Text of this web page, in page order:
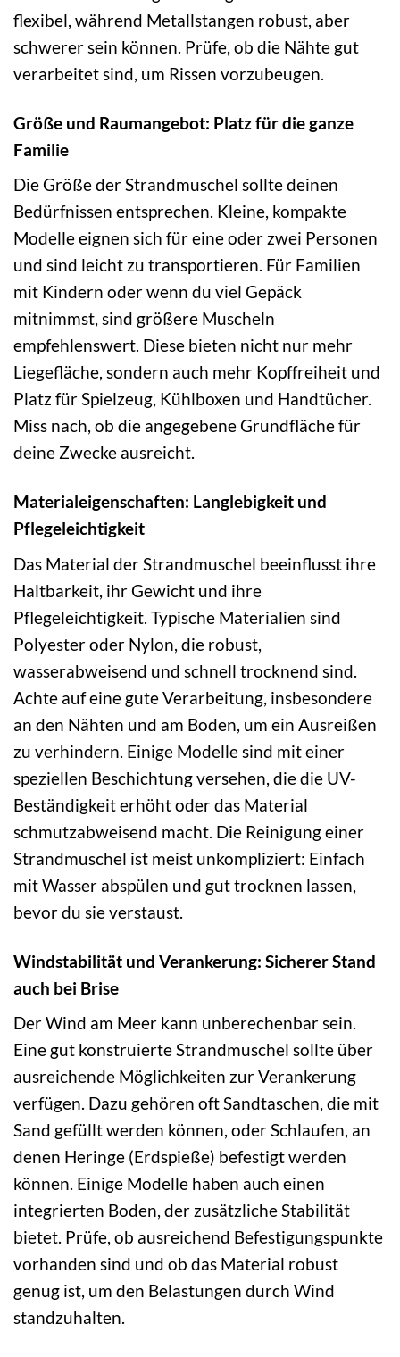
flexibel, während Metallstangen robust, aber
schwerer sein können. Prüfe, ob die Nähte gut
verarbeitet sind, um Rissen vorzubeugen.
Größe und Raumangebot: Platz für die ganze
Familie
Die Größe der Strandmuschel sollte deinen
Bedürfnissen entsprechen. Kleine, kompakte
Modelle eignen sich für eine oder zwei Personen
und sind leicht zu transportieren. Für Familien
mit Kindern oder wenn du viel Gepäck
mitnimmst, sind größere Muscheln
empfehlenswert. Diese bieten nicht nur mehr
Liegefläche, sondern auch mehr Kopffreiheit und
Platz für Spielzeug, Kühlboxen und Handtücher.
Miss nach, ob die angegebene Grundfläche für
deine Zwecke ausreicht.
Materialeigenschaften: Langlebigkeit und
Pflegeleichtigkeit
Das Material der Strandmuschel beeinflusst ihre
Haltbarkeit, ihr Gewicht und ihre
Pflegeleichtigkeit. Typische Materialien sind
Polyester oder Nylon, die robust,
wasserabweisend und schnell trocknend sind.
Achte auf eine gute Verarbeitung, insbesondere
an den Nähten und am Boden, um ein Ausreißen
zu verhindern. Einige Modelle sind mit einer
speziellen Beschichtung versehen, die die UV-
Beständigkeit erhöht oder das Material
schmutzabweisend macht. Die Reinigung einer
Strandmuschel ist meist unkompliziert: Einfach
mit Wasser abspülen und gut trocknen lassen,
bevor du sie verstaust.
Windstabilität und Verankerung: Sicherer Stand
auch bei Brise
Der Wind am Meer kann unberechenbar sein.
Eine gut konstruierte Strandmuschel sollte über
ausreichende Möglichkeiten zur Verankerung
verfügen. Dazu gehören oft Sandtaschen, die mit
Sand gefüllt werden können, oder Schlaufen, an
denen Heringe (Erdspieße) befestigt werden
können. Einige Modelle haben auch einen
integrierten Boden, der zusätzliche Stabilität
bietet. Prüfe, ob ausreichend Befestigungspunkte
vorhanden sind und ob das Material robust
genug ist, um den Belastungen durch Wind
standzuhalten.